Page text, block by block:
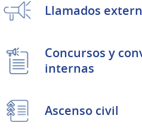
Llamados
Concursos y
internas
Ascenso civil